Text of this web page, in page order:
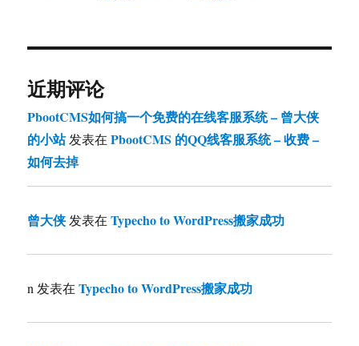
近期评论
PbootCMS如何搞一个免费的在线客服系统 – 曾大侠
的小站发表在PbootCMS 的QQ线客服系统 – 收费 –
如何去掉
曾大侠发表在Typecho to WordPress搬家成功
n发表在Typecho to WordPress搬家成功